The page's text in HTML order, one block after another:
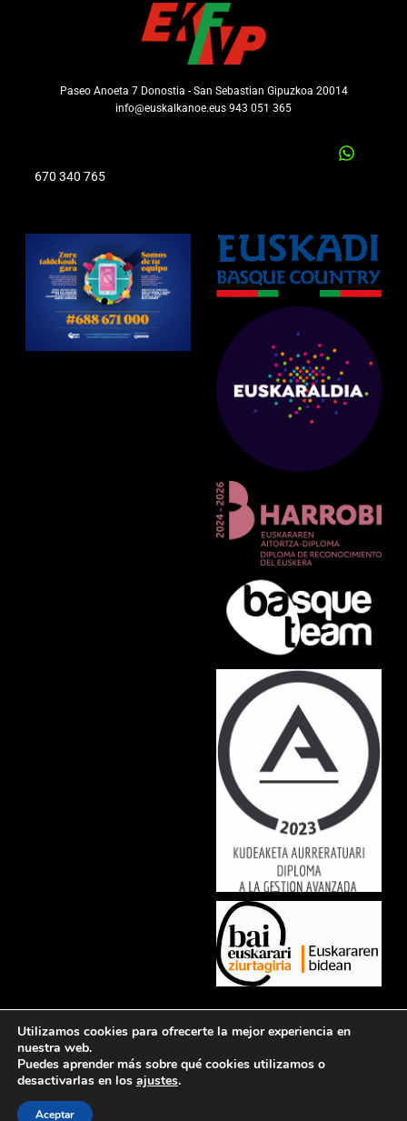
Paseo Anoeta 7 Donostia - San Sebastian Gipuzkoa 20014
info@euskalkanoe.eus 943 051 365
670 340 765
luctus nec ullamcorper mattis, pulvinar dapibus leo.
Política de privacidad
Utilizamos cookies para ofrecerte la mejor experiencia en
nuestra web.
Puedes aprender más sobre qué cookies utilizamos o
desactivarlas en los ajustes.
Aceptar